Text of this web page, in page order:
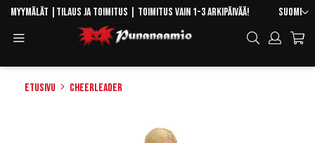
Skip
Content
Kieli
Suomi
Myymälät Tilaus ja toimitus | Toimitus vain 1-3 arkipäivää!
Hae
Etusivu Cheerleader